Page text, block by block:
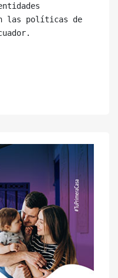
las políticas de